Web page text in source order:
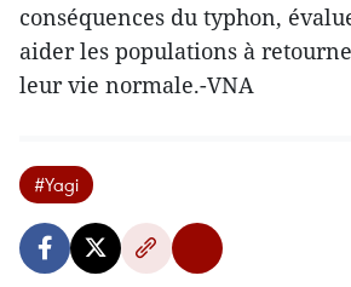
conséquences du typhon,
aider les populations à
leur vie normale.-VNA
#Yagi